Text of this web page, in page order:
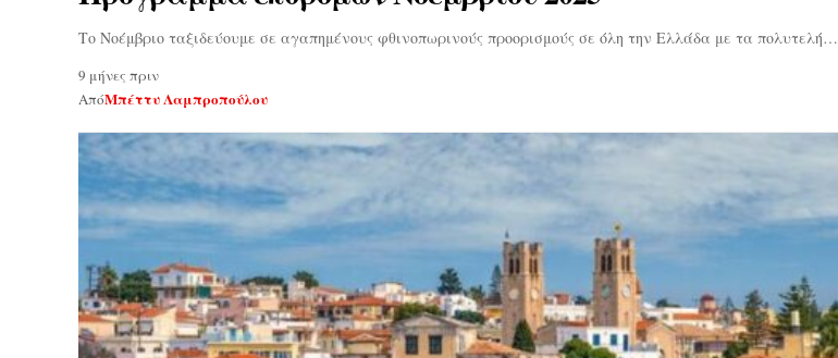
Το Νοέμβριο ταξιδεύουμε σε αγαπημένους φθινοπωρινούς προορισμούς σε όλη την Ελλάδα με τα πολυτελή…
9 μήνες πριν
ΑπόΜπέττυ Λαμπροπούλου